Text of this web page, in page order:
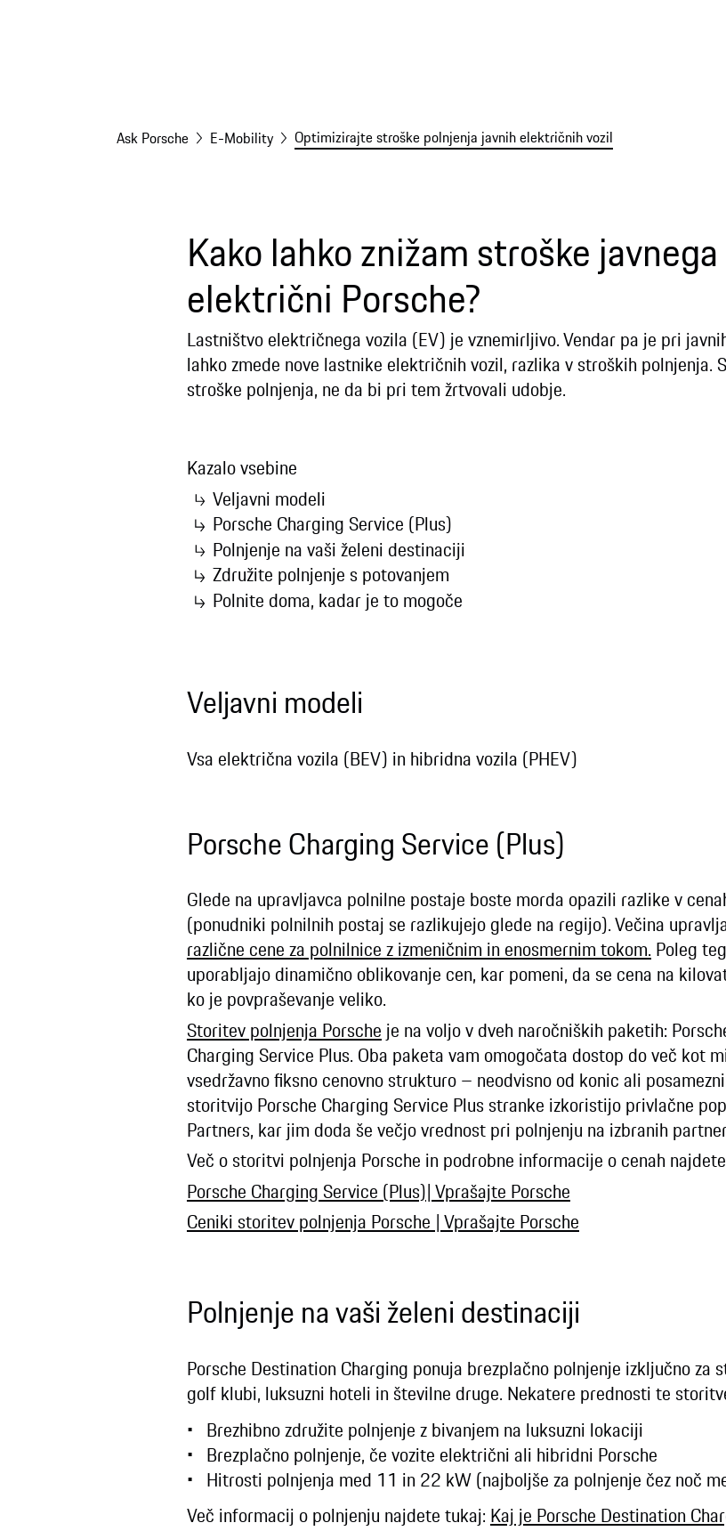
Ask Porsche E-Mobility Optimizirajte stroške polnjenja javnih električnih vozil
Kako lahko znižam stroške
električni Porsche?
Lastništvo električnega vozila (EV) je vznemirljivo. Vendar pa je pri
lahko zmede nove lastnike električnih vozil, razlika v stroških
stroške polnjenja, ne da bi pri tem žrtvovali udobje.
Kazalo vsebine
Veljavni modeli
Porsche Charging Service (Plus)
Polnjenje na vaši želeni destinaciji
Združite polnjenje s potovanjem
Polnite doma, kadar je to mogoče
Veljavni modeli
Vsa električna vozila (BEV) in hibridna vozila (PHEV)
Porsche Charging Service (Plus)
Glede na upravljavca polnilne postaje boste morda opazili razlike v
(ponudniki polnilnih postaj se razlikujejo glede na regijo). Večina
različne cene za polnilnice z izmeničnim in enosmernim tokom. Poleg
uporabljajo dinamično oblikovanje cen, kar pomeni, da se cena na
ko je povpraševanje veliko.
Storitev polnjenja Porsche je na voljo v dveh naročniških paketih:
Charging Service Plus. Oba paketa vam omogočata dostop do več kot
vsedržavno fiksno cenovno strukturo – neodvisno od konic ali
storitvijo Porsche Charging Service Plus stranke izkoristijo privlačne
Partners, kar jim doda še večjo vrednost pri polnjenju na izbranih
Več o storitvi polnjenja Porsche in podrobne informacije o cenah
Porsche Charging Service (Plus)| Vprašajte Porsche
Ceniki storitev polnjenja Porsche | Vprašajte Porsche
Polnjenje na vaši želeni destinaciji
Porsche Destination Charging ponuja brezplačno polnjenje izključno za
golf klubi, luksuzni hoteli in številne druge. Nekatere prednosti te
Brezhibno združite polnjenje z bivanjem na luksuzni lokaciji
Brezplačno polnjenje, če vozite električni ali hibridni Porsche
Hitrosti polnjenja med 11 in 22 kW (najboljše za polnjenje čez noč
Več informacij o polnjenju najdete tukaj: Kaj je Porsche Destination